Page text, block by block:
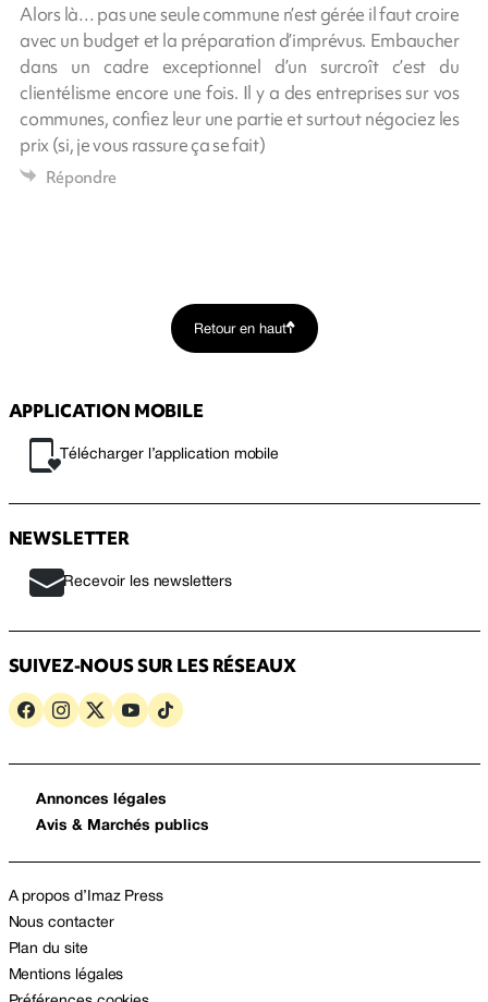
Alors là… pas une seule commune n’est gérée il faut croire
avec un budget et la préparation d’imprévus. Embaucher
dans un cadre exceptionnel d’un surcroît c’est du
clientélisme encore une fois. Il y a des entreprises sur vos
communes, confiez leur une partie et surtout négociez les
prix (si, je vous rassure ça se fait)
Répondre
Retour en haut
APPLICATION MOBILE
Télécharger l’application mobile
NEWSLETTER
Recevoir les newsletters
SUIVEZ-NOUS SUR LES RÉSEAUX
Annonces légales
Avis & Marchés publics
A propos d’Imaz Press
Nous contacter
Plan du site
Mentions légales